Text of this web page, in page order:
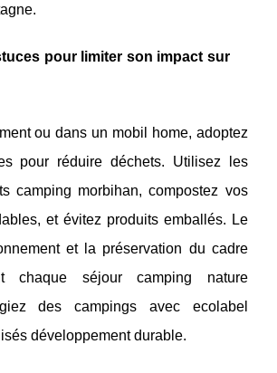
pour limiter son impact sur
ou dans un mobil home, adoptez
pour réduire déchets. Utilisez les
camping morbihan, compostez vos
et évitez produits emballés. Le
et la préservation du cadre
chaque séjour camping nature
des campings avec ecolabel
développement durable.